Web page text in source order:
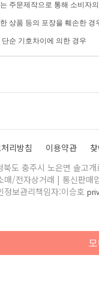
주문제작으로 통해 소비자
상품 등의 포장을 훼손한 경
단순 기호차이에 의한 경우
리방침 이용약관
도 충주시 노은면 솔고
/전자상거래 | 통신판매
보관리책임자:이승호